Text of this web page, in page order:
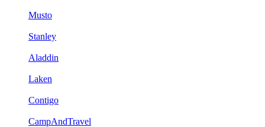
Musto
Stanley
Aladdin
Laken
Contigo
CampAndTravel